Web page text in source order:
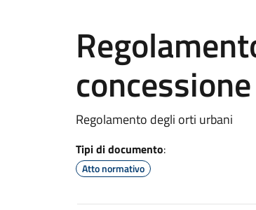
Regolamento degli orti urbani
Tipi di documento:
Atto normativo